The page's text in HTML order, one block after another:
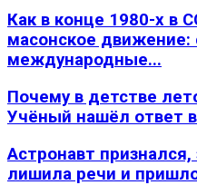
Как в конце 1980-х в
масонское
международные...
Почему в детстве
Учёный нашёл ответ
Астронавт
лишила речи и